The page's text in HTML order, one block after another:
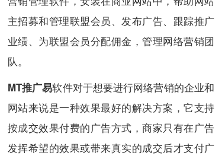
主招募和管理联盟会员、发布广告、跟踪推广
业绩、为联盟会员分配佣金，管理网络营销团
队。
MT推广易软件对于想要进行网络营销的企业和
网站来说是一种效果最好的解决方案，它支持
按成交效果付费的广告方式，商家只有在广告
发挥希望的效果或带来真实的成交后才支付广